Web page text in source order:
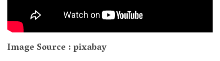
Image Source : pixabay